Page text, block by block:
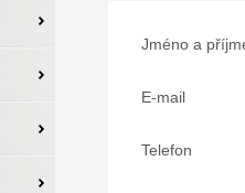
Jméno a
E-mail
Telefon